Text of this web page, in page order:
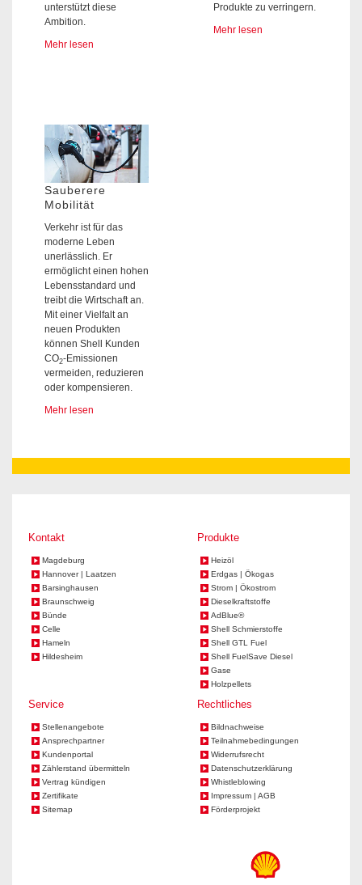
unterstützt diese
Ambition.
Mehr lesen
Produkte zu verringern.
Mehr lesen
Sauberere
Mobilität
Verkehr ist für das
moderne Leben
unerlässlich. Er
ermöglicht einen hohen
Lebensstandard und
treibt die Wirtschaft an.
Mit einer Vielfalt an
neuen Produkten
können Shell Kunden
CO2-Emissionen
vermeiden, reduzieren
oder kompensieren.
Mehr lesen
Kontakt
Magdeburg
Hannover | Laatzen
Barsinghausen
Braunschweig
Bünde
Celle
Hameln
Hildesheim
Produkte
Heizöl
Erdgas | Ökogas
Strom | Ökostrom
Dieselkraftstoffe
AdBlue®
Shell Schmierstoffe
Shell GTL Fuel
Shell FuelSave Diesel
Gase
Holzpellets
Service
Stellenangebote
Ansprechpartner
Kundenportal
Zählerstand übermitteln
Vertrag kündigen
Zertifikate
Sitemap
Rechtliches
Bildnachweise
Teilnahmebedingungen
Widerrufsrecht
Datenschutzerklärung
Whistleblowing
Impressum | AGB
Förderprojekt